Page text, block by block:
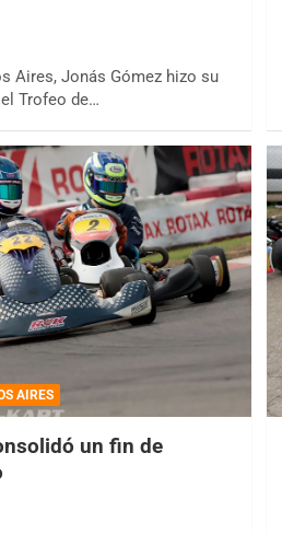
Aires, Jonás Gómez hizo su
Trofeo de…
AIRES
un fin de